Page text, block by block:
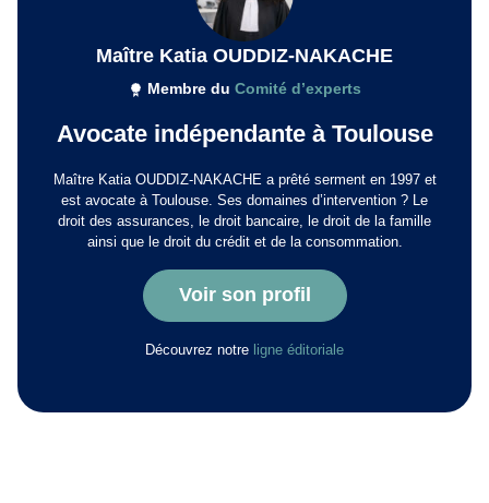
Maître Katia OUDDIZ-NAKACHE
Membre du Comité d’experts
Avocate indépendante à Toulouse
Maître Katia OUDDIZ-NAKACHE a prêté serment en 1997 et
est avocate à Toulouse. Ses domaines d’intervention ? Le
droit des assurances, le droit bancaire, le droit de la famille
ainsi que le droit du crédit et de la consommation.
Voir son profil
Découvrez notre ligne éditoriale